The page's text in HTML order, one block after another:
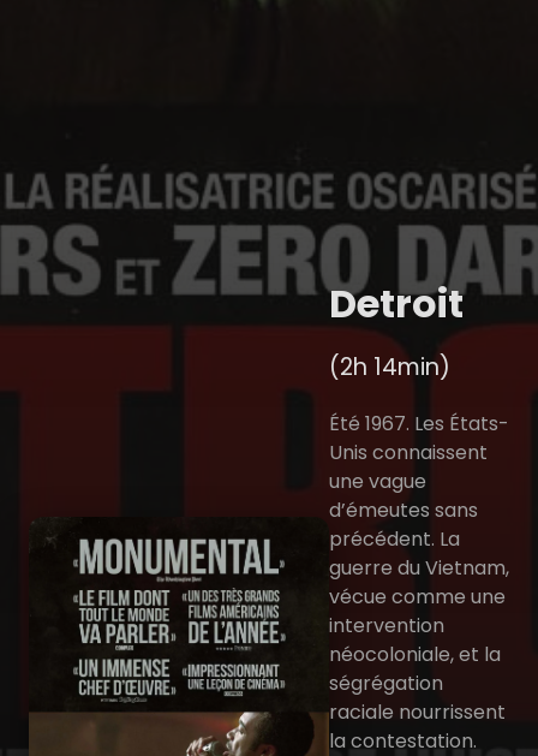
Detroit
(2h 14min)
Été 1967. Les États-
Unis connaissent
une vague
d’émeutes sans
précédent. La
guerre du Vietnam,
vécue comme une
intervention
néocoloniale, et la
ségrégation
raciale nourrissent
la contestation.